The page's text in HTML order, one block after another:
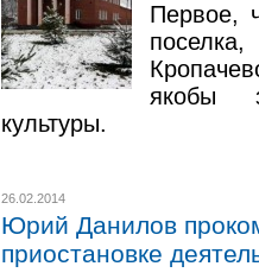
Первое,
якобы
культуры.
26.02.2014
Юрий Данилов
приостановке